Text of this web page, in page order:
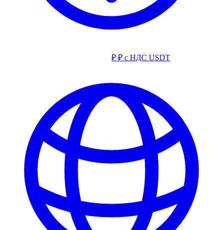
₽ ₽ с НДС USDT